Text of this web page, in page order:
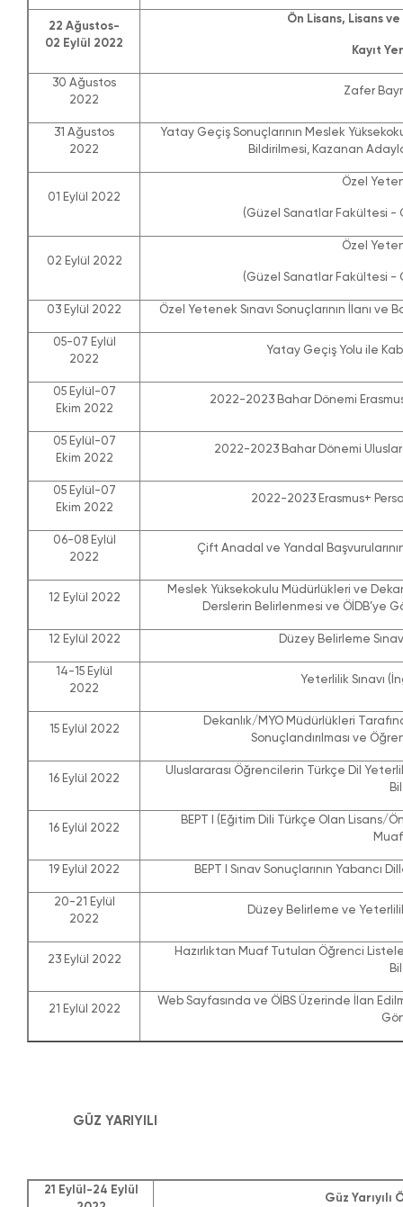
22 Ağustos-
02 Eylül 2022
Ön Lisans, Lisans
Kayıt
30 Ağustos
2022
Zafer
31 Ağustos
2022
Yatay Geçiş Sonuçlarının Meslek
Bildirilmesi, Kazanan
01 Eylül 2022
Özel
(Güzel Sanatlar Fakültesi -
02 Eylül 2022
Özel
(Güzel Sanatlar Fakültesi -
03 Eylül 2022 Özel Yetenek Sınavı Sonuçlarının İlanı ve
05-07 Eylül
2022
Yatay Geçiş Yolu ile
05 Eylül-07
Ekim 2022
2022-2023 Bahar Dönemi
05 Eylül-07
Ekim 2022
2022-2023 Bahar Dönemi
05 Eylül-07
Ekim 2022
2022-2023 Erasmus+
06-08 Eylül
2022
Çift Anadal ve Yandal
12 Eylül 2022
Meslek Yüksekokulu Müdürlükleri ve
Derslerin Belirlenmesi ve ÖİDB’ye
12 Eylül 2022 Düzey Belirleme
14-15 Eylül
2022
Yeterlilik Sınavı
15 Eylül 2022
Dekanlık/MYO Müdürlükleri
Sonuçlandırılması ve
16 Eylül 2022
Uluslararası Öğrencilerin Türkçe Dil
16 Eylül 2022
BEPT I (Eğitim Dili Türkçe Olan Lisans/
19 Eylül 2022 BEPT I Sınav Sonuçlarının Yabancı
20-21 Eylül
2022
Düzey Belirleme ve Yeterlilik
23 Eylül 2022
Hazırlıktan Muaf Tutulan Öğrenci
21 Eylül 2022
Web Sayfasında ve ÖİBS Üzerinde İlan
GÜZ YARIYILI
21 Eylül-24 Eylül
Güz Yarıyılı